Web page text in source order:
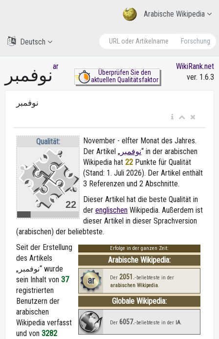
Arabische Wikipedia
Forschung
Deutsch
نوفمبرar
Überprüfen Sie den
aktuellen Qualitätsfaktor
WikiRank.net
ver. 1.6.3
نوفمبر
Qualität:
22
November - elfter Monat des Jahres.
Der Artikel „ نوفمبر“ in der arabischen
Wikipedia hat 22 Punkte für Qualität
(Stand: 1. Juli 2026). Der Artikel enthält
3 Referenzen und 2 Abschnitte.
Dieser Artikel hat die beste Qualität in
der englischen Wikipedia. Außerdem ist
dieser Artikel in dieser Sprachversion
(arabischen) der beliebteste.
Erfolge in der ganzen Zeit:
Arabische Wikipedia:
ar Der 2051.‑beliebteste in der
arabischen Wikipedia.
Globale Wikipedia:
Der 6057.‑beliebteste in der IA
Seit der Erstellung
des Artikels
„نوفمبر“ wurde
sein Inhalt von 37
registrierten
Benutzern der
arabischen
Wikipedia verfasst
und von 3282